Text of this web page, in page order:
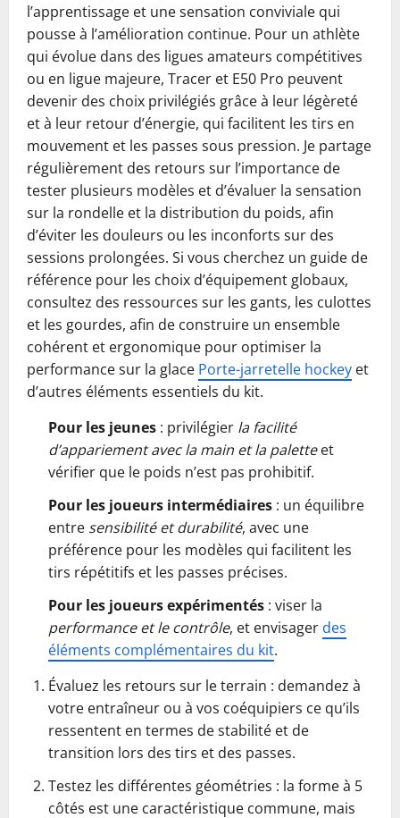
l’apprentissage et une sensation conviviale qui
pousse à l’amélioration continue. Pour un athlète
qui évolue dans des ligues amateurs compétitives
ou en ligue majeure, Tracer et E50 Pro peuvent
devenir des choix privilégiés grâce à leur légèreté
et à leur retour d’énergie, qui facilitent les tirs en
mouvement et les passes sous pression. Je partage
régulièrement des retours sur l’importance de
tester plusieurs modèles et d’évaluer la sensation
sur la rondelle et la distribution du poids, afin
d’éviter les douleurs ou les inconforts sur des
sessions prolongées. Si vous cherchez un guide de
référence pour les choix d’équipement globaux,
consultez des ressources sur les gants, les culottes
et les gourdes, afin de construire un ensemble
cohérent et ergonomique pour optimiser la
performance sur la glace Porte-jarretelle hockey et
d’autres éléments essentiels du kit.
Pour les jeunes : privilégier la facilité
d’appariement avec la main et la paletteet
vérifier que le poids n’est pas prohibitif.
Pour les joueurs intermédiaires : un équilibre
entre sensibilité et durabilité, avec une
préférence pour les modèles qui facilitent les
tirs répétitifs et les passes précises.
Pour les joueurs expérimentés : viser la
performance et le contrôle, et envisager des
éléments complémentaires du kit.
Évaluez les retours sur le terrain : demandez à
votre entraîneur ou à vos coéquipiers ce qu’ils
ressentent en termes de stabilité et de
transition lors des tirs et des passes.
Testez les différentes géométries : la forme à 5
côtés est une caractéristique commune, mais